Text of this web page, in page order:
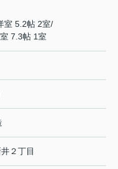
室 5.2帖 2室/
7.3帖 1室
井２丁目